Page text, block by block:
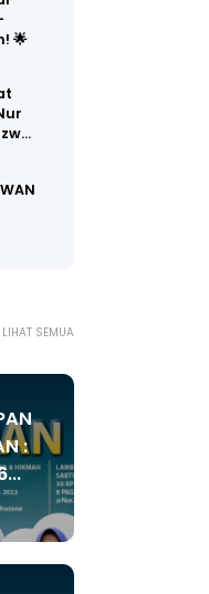
🌟
LIHAT SEMUA
: